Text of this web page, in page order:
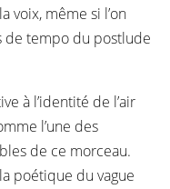
voix, même si l’on
de tempo du postlude
à l’identité de l’air
l’une des
de ce morceau.
poétique du vague